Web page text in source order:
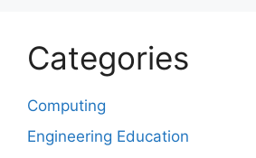
Categories
Computing
Engineering Education